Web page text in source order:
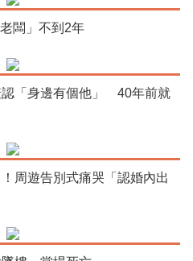
闆」不到2年
認「身邊有個他」 40年前就
周遊告別式痛哭「認婚內出